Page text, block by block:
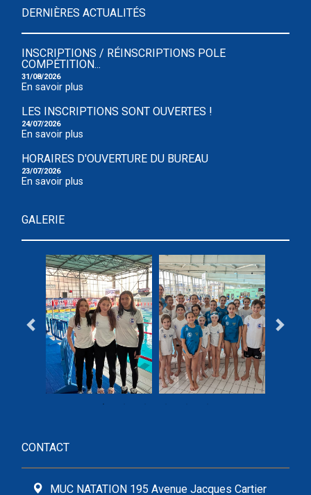
DERNIÈRES ACTUALITÉS
INSCRIPTIONS / RÉINSCRIPTIONS POLE
COMPÉTITION...
31/08/2026
En savoir plus
LES INSCRIPTIONS SONT OUVERTES !
24/07/2026
En savoir plus
HORAIRES D'OUVERTURE DU BUREAU
23/07/2026
En savoir plus
GALERIE
CONTACT
MUC NATATION 195 Avenue Jacques Cartier